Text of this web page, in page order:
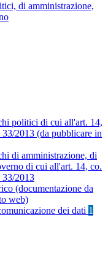
di amministrazione,
politici di cui all'art. 14,
2013 (da pubblicare in
di amministrazione, di
di cui all'art. 14, co.
33/2013
(documentazione da
web)
dei dati 1